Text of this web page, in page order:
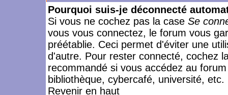
Pourquoi suis-je déconnecté
Si vous ne cochez pas la case Se
vous vous connectez, le forum vous
préétablie. Ceci permet d'éviter une
d'autre. Pour rester connecté, cochez
recommandé si vous accédez au
bibliothèque, cybercafé, université, etc.
Revenir en haut